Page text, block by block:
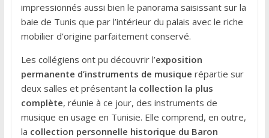
impressionnés aussi bien le panorama saisissant sur la
baie de Tunis que par l’intérieur du palais avec le riche
mobilier d’origine parfaitement conservé.
Les collégiens ont pu découvrir l’exposition
permanente d’instruments de musique répartie sur
deux salles et présentant la collection la plus
complète, réunie à ce jour, des instruments de
musique en usage en Tunisie. Elle comprend, en outre,
la collection personnelle historique du Baron